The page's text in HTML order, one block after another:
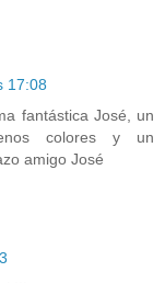
17:08
fantástica José, un
colores y un
amigo José